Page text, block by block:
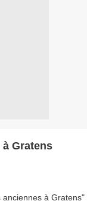
Gratens